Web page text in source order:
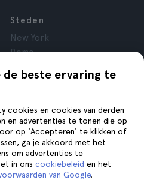
de beste ervaring te
cookies en cookies van derden
en advertenties te tonen die op
op 'Accepteren' te klikken of
ga je akkoord met het
om advertenties te
in ons cookiebeleid en het
van Google.
Steden
New York
Rome
Londen
Krakau
Tenerife
Volg ons op